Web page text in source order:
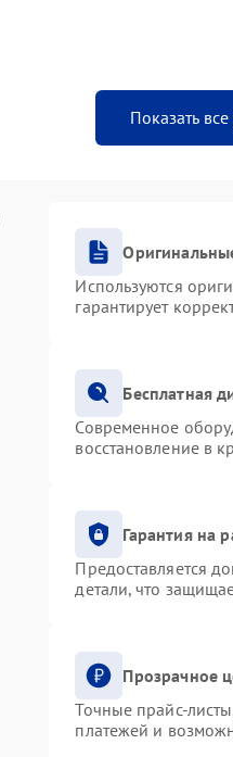
Показать все
Используются
гарантирует
Бесплатная
Современное
восстановление в
Гарантия на
Предоставляется
детали, что
Прозрачное
Точные прайс-
платежей и